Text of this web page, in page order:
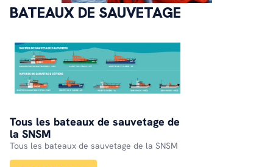
BATEAUX DE SAUVETAGE
Tous les bateaux de sauvetage de
la SNSM
Tous les bateaux de sauvetage de la SNSM